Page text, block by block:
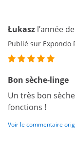
Łukasz l’année
Publié sur Expondo
Bon sèche-linge
Un très bon
fonctions !
Voir le commentaire